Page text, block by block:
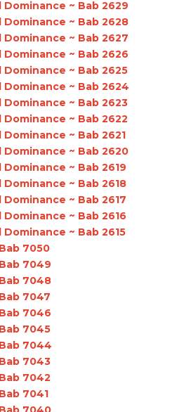
~ Bab 2629
~ Bab 2628
~ Bab 2627
~ Bab 2626
~ Bab 2625
~ Bab 2624
~ Bab 2623
~ Bab 2622
~ Bab 2621
~ Bab 2620
~ Bab 2619
~ Bab 2618
~ Bab 2617
~ Bab 2616
~ Bab 2615
7050
7049
7048
7047
7046
7045
7044
7043
7042
7041